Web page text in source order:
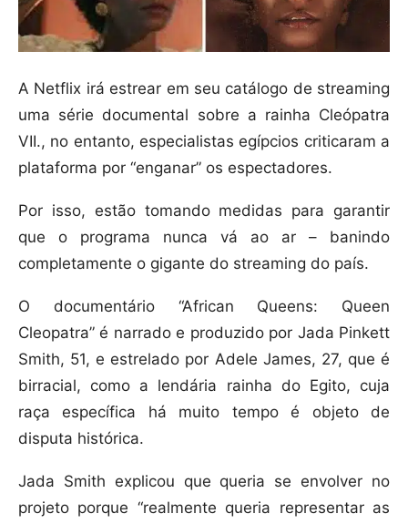
A Netflix irá estrear em seu catálogo de streaming
uma série documental sobre a rainha Cleópatra
VII., no entanto, especialistas egípcios criticaram a
plataforma por “enganar” os espectadores.
Por isso, estão tomando medidas para garantir
que o programa nunca vá ao ar – banindo
completamente o gigante do streaming do país.
O documentário “African Queens: Queen
Cleopatra” é narrado e produzido por Jada Pinkett
Smith, 51, e estrelado por Adele James, 27, que é
birracial, como a lendária rainha do Egito, cuja
raça específica há muito tempo é objeto de
disputa histórica.
Jada Smith explicou que queria se envolver no
projeto porque “realmente queria representar as